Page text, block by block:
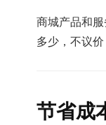
商城产品和
多少，不议价
节省成